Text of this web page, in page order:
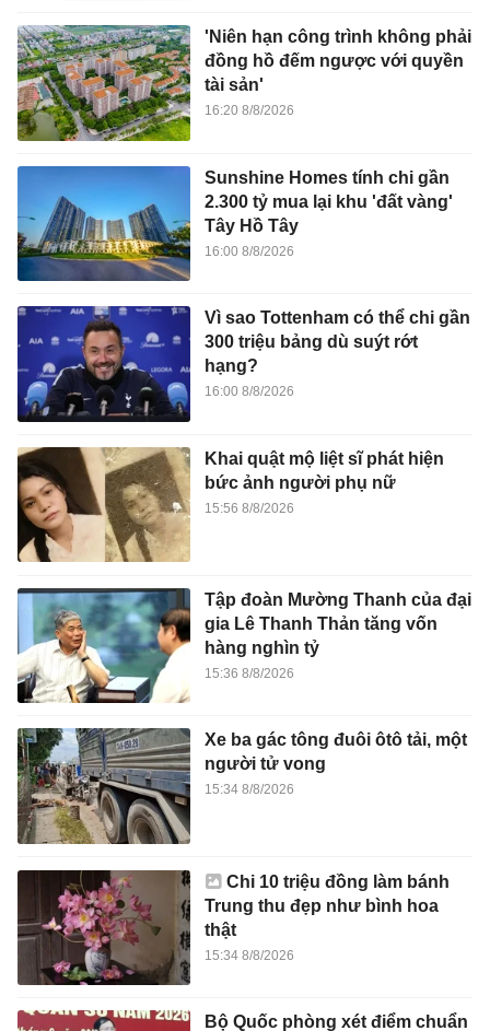
'Niên hạn công trình không phải
đồng hồ đếm ngược với quyền
tài sản'
16:20 8/8/2026
Sunshine Homes tính chi gần
2.300 tỷ mua lại khu 'đất vàng'
Tây Hồ Tây
16:00 8/8/2026
Vì sao Tottenham có thể chi gần
300 triệu bảng dù suýt rớt
hạng?
16:00 8/8/2026
Khai quật mộ liệt sĩ phát hiện
bức ảnh người phụ nữ
15:56 8/8/2026
Tập đoàn Mường Thanh của đại
gia Lê Thanh Thản tăng vốn
hàng nghìn tỷ
15:36 8/8/2026
Xe ba gác tông đuôi ôtô tải, một
người tử vong
15:34 8/8/2026
Chi 10 triệu đồng làm bánh
Trung thu đẹp như bình hoa
thật
15:34 8/8/2026
Bộ Quốc phòng xét điểm chuẩn